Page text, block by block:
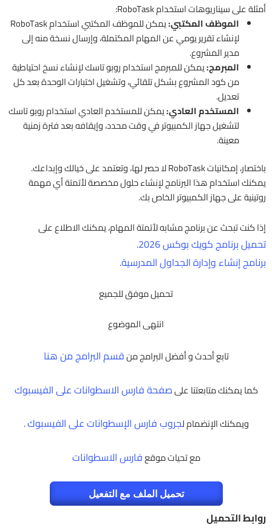
أمثلة على سيناريوهات استخدام RoboTask:
الموظف المكتبي:
يمكن للموظف المكتبي استخدام RoboTask
لإنشاء تقرير يومي عن المهام المكتملة، وإرسال نسخة منه إلى
مدير المشروع.
المبرمج:يمكن للمبرمج استخدام روبو تاسك لإنشاء نسخ احتياطية
من كود المشروع بشكل تلقائي، وتشغيل اختبارات الوحدة بعد كل
تعديل.
المستخدم العادي:يمكن للمستخدم العادي استخدام روبو تاسك
لتشغيل جهاز الكمبيوتر في وقت محدد، وإيقافه بعد فترة زمنية
معينة.
باختصار، إمكانيات RoboTask لا حصر لها، وتعتمد على خيالك وإبداعك.
يمكنك استخدام هذا البرنامج لإنشاء حلول مخصصة لأتمتة أي مهمة
روتينية على جهاز الكمبيوتر الخاص بك.
إذا كنت تبحث عن برنامج مشابه لأتمتة المهام، يمكنك الاطلاع على
تحميل برنامج كويك بوكس 2026 .
برنامج إنشاء وإدارة الجداول المدرسية.
تحميل موفق للجميع
انتهى الموضوع
تابع أحدث و أفضل البرامج منقسم البرامج من هنا
كما يمكنك متابعتنا علىصفحة فارس الاسطوانات على الفيسبوك
ويمكنك الإنضمام لجروب فارس الإسطوانات على الفيسبوك.
مع تحيات موقعفارس الاسطوانات
تحميل الملف مع التفعيل
روابط التحميل